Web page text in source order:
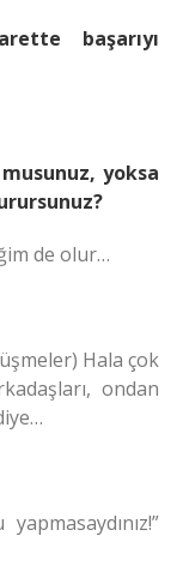
başarıyı
yoksa
de olur…
Hala çok
ondan